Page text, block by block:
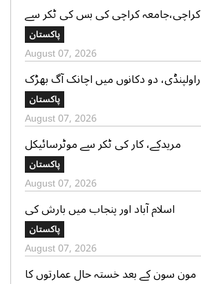
کراچی،جامعہ کراچی کی بس کی ٹکر سے
موٹر سائیکل سوار لڑکی جاں بحق،ڈرائیور
گرفتار
پاکستان
August 07, 2026
راولپنڈی، دو دکانوں میں اچانک آگ بھڑک
اٹھی، ریسکیو کی بروقت کارروائی، بڑا
نقصان ٹل گیا
پاکستان
August 07, 2026
مریدکے، کار کی ٹکر سے موٹرسائیکل
سوار 2 دوست جاں بحق، بچہ شدید
زخمی
پاکستان
August 07, 2026
اسلام آباد اور پنجاب میں بارش کی
پیشگوئی، کراچی میں بوندا باندی کا
امکان
پاکستان
August 07, 2026
مون سون کے بعد خستہ حال عمارتوں کا